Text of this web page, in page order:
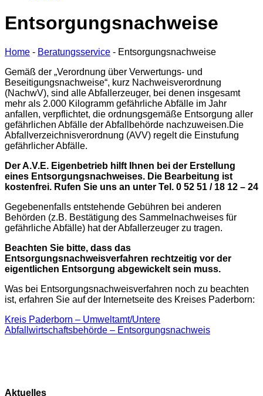
Entsorgungsnachweise
Home - Beratungsservice - Entsorgungsnachweise
Gemäß der „Verordnung über Verwertungs- und
Beseitigungsnachweise“, kurz Nachweisverordnung
(NachwV), sind alle Abfallerzeuger, bei denen insgesamt
mehr als 2.000 Kilogramm gefährliche Abfälle im Jahr
anfallen, verpflichtet, die ordnungsgemäße Entsorgung aller
gefährlichen Abfälle der Abfallbehörde nachzuweisen.Die
Abfallverzeichnisverordnung (AVV) regelt die Einstufung
gefährlicher Abfälle.
Der A.V.E. Eigenbetrieb hilft Ihnen bei der Erstellung
eines Entsorgungsnachweises. Die Bearbeitung ist
kostenfrei. Rufen Sie uns an unter Tel. 0 52 51 / 18 12 – 24
Gegebenenfalls entstehende Gebühren bei anderen
Behörden (z.B. Bestätigung des Sammelnachweises für
gefährliche Abfälle) hat der Abfallerzeuger zu tragen.
Beachten Sie bitte, dass das
Entsorgungsnachweisverfahren rechtzeitig vor der
eigentlichen Entsorgung abgewickelt sein muss.
Was bei Entsorgungsnachweisverfahren noch zu beachten
ist, erfahren Sie auf der Internetseite des Kreises Paderborn:
Kreis Paderborn – Umweltamt/Untere
Abfallwirtschaftsbehörde – Entsorgungsnachweis
Aktuelles